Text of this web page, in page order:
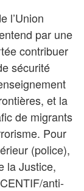
l’Union
par une
contribuer
sécurité
et la
de migrants
Pour
(police),
la Justice,
anti-